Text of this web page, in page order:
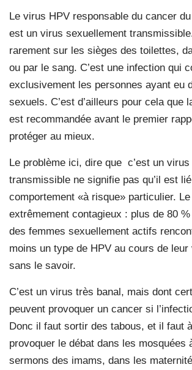
Le virus HPV responsable du cancer
est un virus sexuellement
rarement sur les sièges des toilettes,
ou par le sang. C’est une infection qui
exclusivement les personnes ayant eu
sexuels. C’est d’ailleurs pour cela que
est recommandée avant le premier
protéger au mieux.
Le problème ici, dire que c’est un
transmissible ne signifie pas qu’il est
comportement «à risque» particulier.
extrêmement contagieux : plus de 80
des femmes sexuellement actifs
moins un type de HPV au cours de
sans le savoir.
C’est un virus très banal, mais dont
peuvent provoquer un cancer si
Donc il faut sortir des tabous, et il faut
provoquer le débat dans les mosquées
sermons des imams, dans les